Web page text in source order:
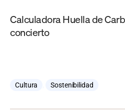
Calculadora Huella de
concierto
Cultura Sostenibilidad